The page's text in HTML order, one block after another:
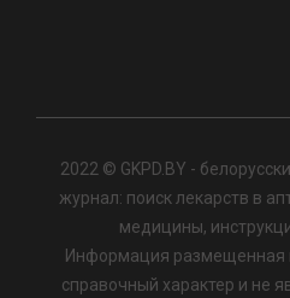
2022 © GKPD.BY -
журнал: поиск лекарств в
медицины,
Информация размещенная
справочный характер и не